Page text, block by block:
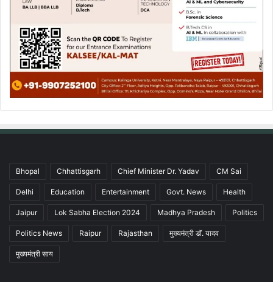
Bhopal Chhattisgarh Chief Minister Dr. Yadav CM Sai
Delhi Education Entertainment Govt. News Health
Jaipur Lok Sabha Election 2024 Madhya Pradesh Politics
Politics News Raipur Rajasthan मुख्यमंत्री डॉ. यादव
मुख्यमंत्री साय